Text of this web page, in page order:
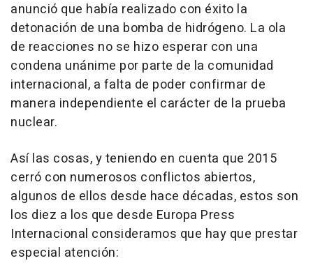
anunció que había realizado con éxito la
detonación de una bomba de hidrógeno. La ola
de reacciones no se hizo esperar con una
condena unánime por parte de la comunidad
internacional, a falta de poder confirmar de
manera independiente el carácter de la prueba
nuclear.
Así las cosas, y teniendo en cuenta que 2015
cerró con numerosos conflictos abiertos,
algunos de ellos desde hace décadas, estos son
los diez a los que desde Europa Press
Internacional consideramos que hay que prestar
especial atención: